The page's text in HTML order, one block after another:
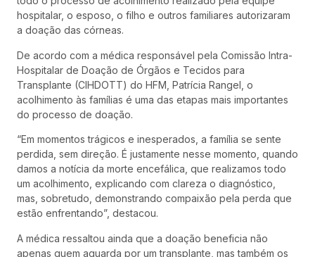
hospitalar, o esposo, o filho e outros familiares autorizaram
a doação das córneas.
De acordo com a médica responsável pela Comissão Intra-
Hospitalar de Doação de Órgãos e Tecidos para
Transplante (CIHDOTT) do HFM, Patrícia Rangel, o
acolhimento às famílias é uma das etapas mais importantes
do processo de doação.
“Em momentos trágicos e inesperados, a família se sente
perdida, sem direção. É justamente nesse momento, quando
damos a notícia da morte encefálica, que realizamos todo
um acolhimento, explicando com clareza o diagnóstico,
mas, sobretudo, demonstrando compaixão pela perda que
estão enfrentando”, destacou.
A médica ressaltou ainda que a doação beneficia não
apenas quem aguarda por um transplante, mas também os